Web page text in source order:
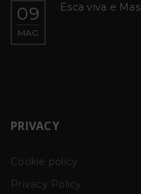
09
MAG
Esca viva e
PRIVACY
Cookie policy
Privacy Policy